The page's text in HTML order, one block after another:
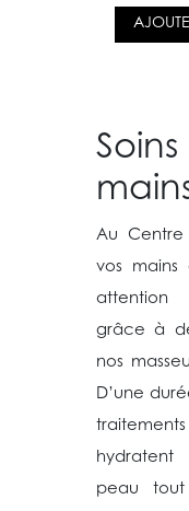
Au Centre
vos
attention
grâce à
nos
D’une
peau